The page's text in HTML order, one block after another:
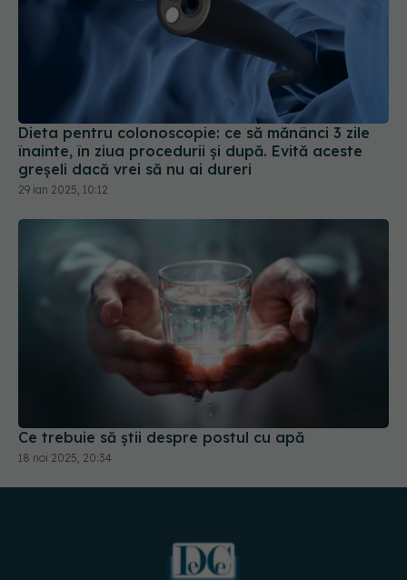
Dieta pentru colonoscopie: ce să mănânci 3 zile
înainte, în ziua procedurii și după. Evită aceste
greșeli dacă vrei să nu ai dureri
29 ian 2025, 10:12
Ce trebuie să știi despre postul cu apă
18 noi 2025, 20:34